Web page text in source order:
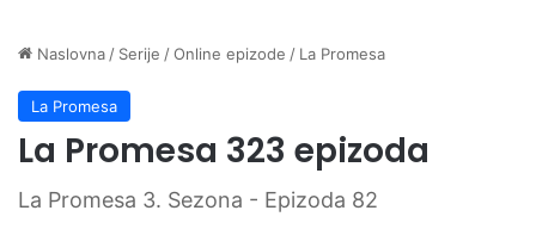
Naslovna / Serije /Online epizode / La Promesa
La Promesa
La Promesa 323 epizoda
La Promesa 3. Sezona - Epizoda 82